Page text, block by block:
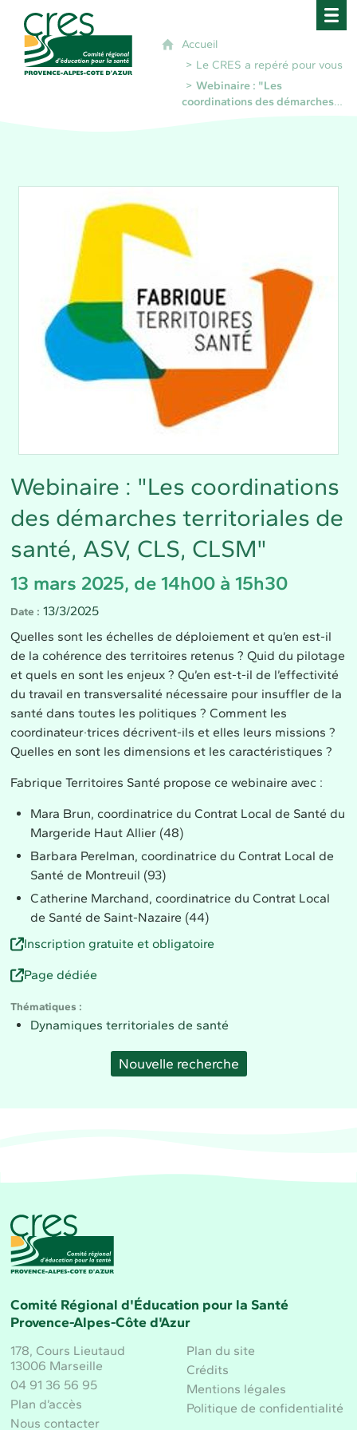
CRES Paca - Comité Régional d'Éducation
Accueil
Le CRES a repéré pour vous
Webinaire : "Les
coordinations des démarches
territoriales de santé, ASV,
Webinaire : "Les coordinations
des démarches territoriales de
santé, ASV, CLS, CLSM"
13 mars 2025, de 14h00 à 15h30
Date
13/3/2025
Quelles sont les échelles de déploiement et qu’en est-il
de la cohérence des territoires retenus ? Quid du pilotage
et quels en sont les enjeux ? Qu’en est-t-il de l’effectivité
du travail en transversalité nécessaire pour insuffler de la
santé dans toutes les politiques ? Comment les
coordinateur·trices décrivent-ils et elles leurs missions ?
Quelles en sont les dimensions et les caractéristiques ?
Fabrique Territoires Santé propose ce webinaire avec :
Mara Brun, coordinatrice du Contrat Local de Santé du
Margeride Haut Allier (48)
Barbara Perelman, coordinatrice du Contrat Local de
Santé de Montreuil (93)
Catherine Marchand, coordinatrice du Contrat Local
de Santé de Saint-Nazaire (44)
Inscription gratuite et obligatoire
Page dédiée
Thématiques
Dynamiques territoriales de santé
Nouvelle recherche
CRES Paca - Comité Régional d'Éducation pour la
Comité Régional d'Éducation pour la Santé
Provence-Alpes-Côte d'Azur
178, Cours Lieutaud
13006 Marseille
04 91 36 56 95
Plan d’accès
Nous contacter
Plan du site
Crédits
Mentions légales
Politique de confidentialité